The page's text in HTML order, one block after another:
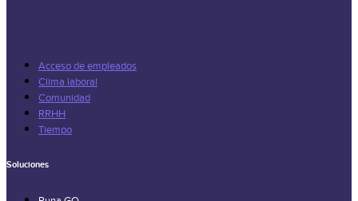
Acceso de empleados
Clima laboral
Comunidad
RRHH
Tiempo
Soluciones